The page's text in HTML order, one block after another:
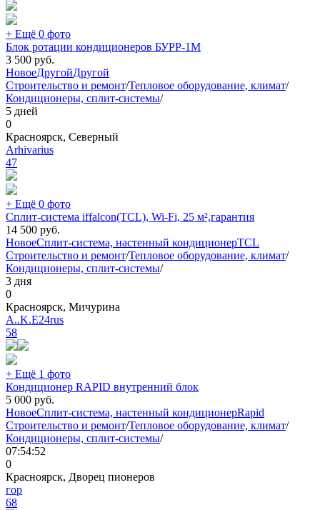
+ Ещё 0 фото
Блок ротации кондиционеров БУРР-1М
3 500 руб.
НовоеДругойДругой
Строительство и ремонт/Тепловое оборудование, климат/
Кондиционеры, сплит-системы/
5 дней
0
Красноярск, Северный
Arhivarius
47
+ Ещё 0 фото
Сплит-система iffalcon(TCL), Wi-Fi, 25 м²,гарантия
14 500 руб.
НовоеСплит-система, настенный кондиционерTCL
Строительство и ремонт/Тепловое оборудование, климат/
Кондиционеры, сплит-системы/
3 дня
0
Красноярск, Мичурина
A..K.E24rus
58
+ Ещё 1 фото
Кондиционер RAPID внутренний блок
5 000 руб.
НовоеСплит-система, настенный кондиционерRapid
Строительство и ремонт/Тепловое оборудование, климат/
Кондиционеры, сплит-системы/
07:54:52
0
Красноярск, Дворец пионеров
гор
68